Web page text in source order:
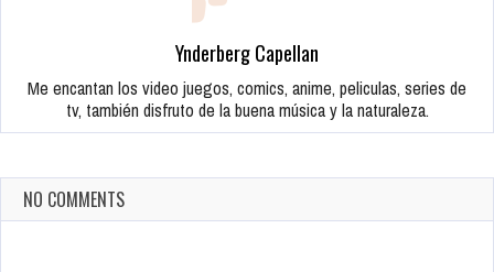
Ynderberg Capellan
Me encantan los video juegos, comics, anime, peliculas, series de
tv, también disfruto de la buena música y la naturaleza.
NO COMMENTS